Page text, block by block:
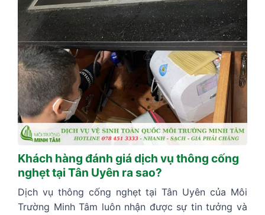
Khách hàng đánh giá dịch vụ thông cống
nghẹt tại Tân Uyên ra sao?
Dịch vụ thông cống nghẹt tại Tân Uyên của Môi
Trường Minh Tâm luôn nhận được sự tin tưởng và